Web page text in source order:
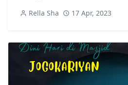
Rella Sha 17 Apr, 2023